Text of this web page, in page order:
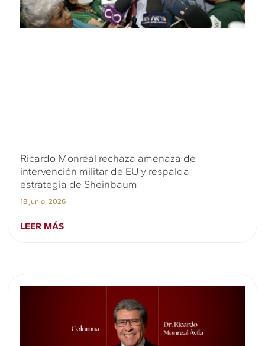
Ricardo Monreal rechaza amenaza de
intervención militar de EU y respalda
estrategia de Sheinbaum
18 junio, 2026
LEER MÁS